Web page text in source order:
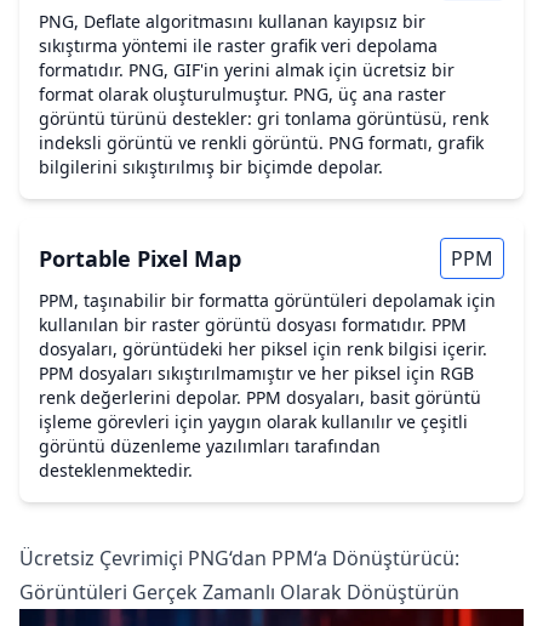
PNG, Deflate algoritmasını kullanan kayıpsız bir
sıkıştırma yöntemi ile raster grafik veri depolama
formatıdır. PNG, GIF'in yerini almak için ücretsiz bir
format olarak oluşturulmuştur. PNG, üç ana raster
görüntü türünü destekler: gri tonlama görüntüsü, renk
indeksli görüntü ve renkli görüntü. PNG formatı, grafik
bilgilerini sıkıştırılmış bir biçimde depolar.
Portable Pixel Map PPM
PPM, taşınabilir bir formatta görüntüleri depolamak için
kullanılan bir raster görüntü dosyası formatıdır. PPM
dosyaları, görüntüdeki her piksel için renk bilgisi içerir.
PPM dosyaları sıkıştırılmamıştır ve her piksel için RGB
renk değerlerini depolar. PPM dosyaları, basit görüntü
işleme görevleri için yaygın olarak kullanılır ve çeşitli
görüntü düzenleme yazılımları tarafından
desteklenmektedir.
Ücretsiz Çevrimiçi PNG‘dan PPM‘a Dönüştürücü:
Görüntüleri Gerçek Zamanlı Olarak Dönüştürün